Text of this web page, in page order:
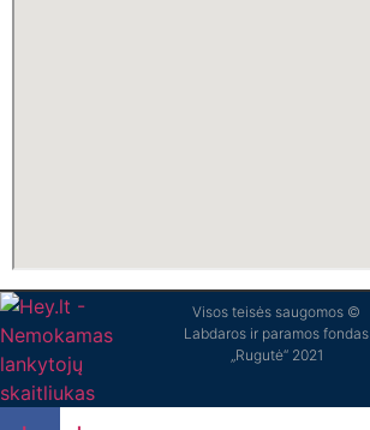
Visos teisės saugomos ©
Labdaros ir paramos fondas
„Rugutė“ 2021